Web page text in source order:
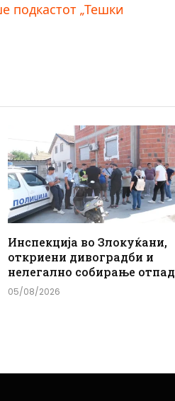
подкастот „Тешки
Инспекција во Злокуќани,
откриени дивоградби и
нелегално собирање отпад
05/08/2026